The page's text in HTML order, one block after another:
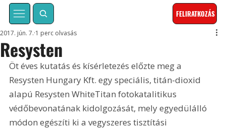
FELIRATKOZÁS
Resysten
2017. jún. 7. 1 perc olvasás
Öt éves kutatás és kísérletezés előzte meg a
Resysten Hungary Kft. egy speciális, titán-dioxid
alapú Resysten WhiteTitan fotokatalitikus
védőbevonatának kidolgozását, mely egyedülálló
módon egészíti ki a vegyszeres tisztítási